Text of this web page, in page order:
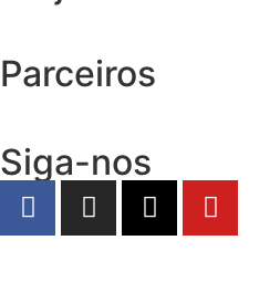
Parceiros
Siga-nos